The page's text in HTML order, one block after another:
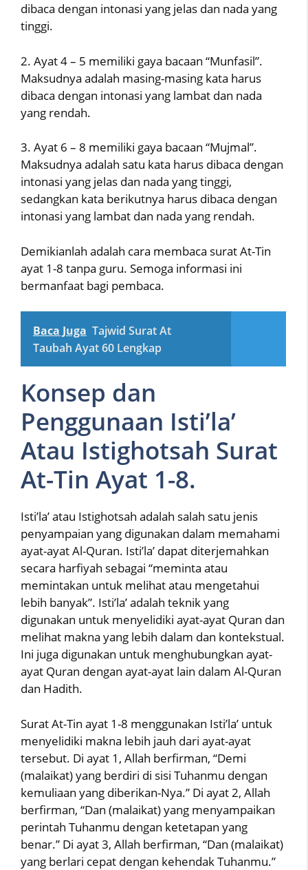
dibaca dengan intonasi yang jelas dan nada yang
tinggi.
2. Ayat 4 – 5 memiliki gaya bacaan “Munfasil”.
Maksudnya adalah masing-masing kata harus
dibaca dengan intonasi yang lambat dan nada
yang rendah.
3. Ayat 6 – 8 memiliki gaya bacaan “Mujmal”.
Maksudnya adalah satu kata harus dibaca dengan
intonasi yang jelas dan nada yang tinggi,
sedangkan kata berikutnya harus dibaca dengan
intonasi yang lambat dan nada yang rendah.
Demikianlah adalah cara membaca surat At-Tin
ayat 1-8 tanpa guru. Semoga informasi ini
bermanfaat bagi pembaca.
Baca Juga Tajwid Surat At
Taubah Ayat 60 Lengkap
Konsep dan
Penggunaan Isti’la’
Atau Istighotsah Surat
At-Tin Ayat 1-8.
Isti’la’ atau Istighotsah adalah salah satu jenis
penyampaian yang digunakan dalam memahami
ayat-ayat Al-Quran. Isti’la’ dapat diterjemahkan
secara harfiyah sebagai “meminta atau
memintakan untuk melihat atau mengetahui
lebih banyak”. Isti’la’ adalah teknik yang
digunakan untuk menyelidiki ayat-ayat Quran dan
melihat makna yang lebih dalam dan kontekstual.
Ini juga digunakan untuk menghubungkan ayat-
ayat Quran dengan ayat-ayat lain dalam Al-Quran
dan Hadith.
Surat At-Tin ayat 1-8 menggunakan Isti’la’ untuk
menyelidiki makna lebih jauh dari ayat-ayat
tersebut. Di ayat 1, Allah berfirman, “Demi
(malaikat) yang berdiri di sisi Tuhanmu dengan
kemuliaan yang diberikan-Nya.” Di ayat 2, Allah
berfirman, “Dan (malaikat) yang menyampaikan
perintah Tuhanmu dengan ketetapan yang
benar.” Di ayat 3, Allah berfirman, “Dan (malaikat)
yang berlari cepat dengan kehendak Tuhanmu.”